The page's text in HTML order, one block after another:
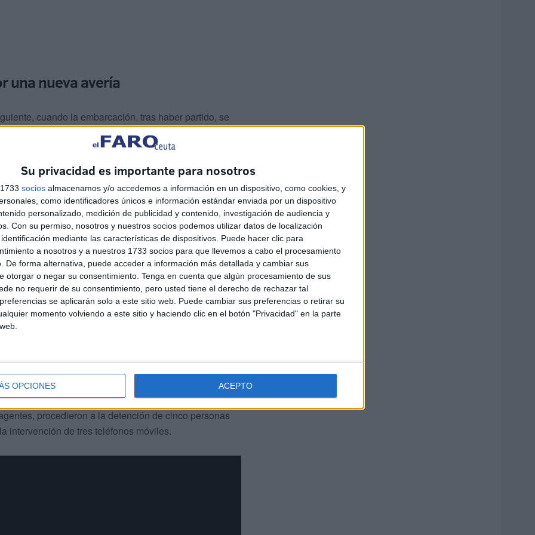
Su privacidad es importante para nosotros
socios almacenamos y/o accedemos a información en un dispositivo, como cookies, y
como identificadores únicos e información estándar enviada por un dispositivo
personalizado, medición de publicidad y contenido, investigación de audiencia y
Con su permiso, nosotros y nuestros socios podemos utilizar datos de localización
mediante las características de dispositivos. Puede hacer clic para
a nosotros y a nuestros 1733 socios para que llevemos a cabo el procesamiento
De forma alternativa, puede acceder a información más detallada y cambiar sus
otorgar o negar su consentimiento. Tenga en cuenta que algún procesamiento de sus
no requerir de su consentimiento, pero usted tiene el derecho de rechazar tal
se aplicarán solo a este sitio web. Puede cambiar sus preferencias o retirar su
momento volviendo a este sitio y haciendo clic en el botón "Privacidad" en la parte
OPCIONES ACEPTO
una nueva avería
cuando la embarcación, tras haber partido, se
que entraba en su pantalán, accedió al puerto
lancha para llevarla hasta el exterior del puerto,
volvió a hacerse cargo de la embarcación el
nuevamente la ruta hacia las costas
el motor en altamar, viéndose obligado a pedir
por Salvamento Marítimo.
procedieron a la detención de cinco personas
intervención de tres teléfonos móviles.